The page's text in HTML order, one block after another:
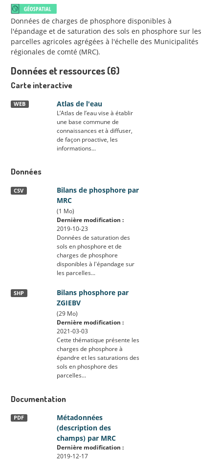
Données de charges de phosphore disponibles à
l'épandage et de saturation des sols en phosphore sur les
parcelles agricoles agrégées à l'échelle des Municipalités
régionales de comté (MRC).
Données et ressources (6)
Carte interactive
Atlas de l'eau
WEB
L’Atlas de l’eau vise à établir
une base commune de
connaissances et à diffuser,
de façon proactive, les
informations...
Données
Bilans de phosphore par
MRC
CSV
(1 Mo)
Dernière modification :
2019-10-23
Données de saturation des
sols en phosphore et de
charges de phosphore
disponibles à l'épandage sur
les parcelles...
Bilans phosphore par
ZGIEBV
SHP
(29 Mo)
Dernière modification :
2021-03-03
Cette thématique présente les
charges de phosphore à
épandre et les saturations des
sols en phosphore des
parcelles...
Documentation
Métadonnées
(description des
champs) par MRC
PDF
Dernière modification :
2019-12-17